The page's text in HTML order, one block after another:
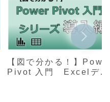
【図で分かる！】
Pivot 入門 Excelデー